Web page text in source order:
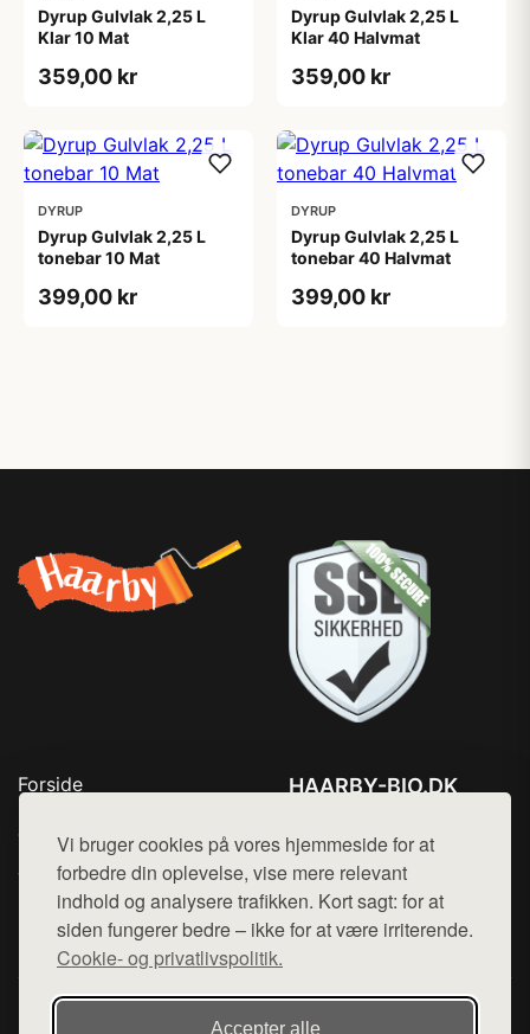
Vi bruger cookies på vores hjemmeside for at
forbedre din oplevelse, vise mere relevant
indhold og analysere trafikken. Kort sagt: for at
siden fungerer bedre – ikke for at være irriterende.
Cookie- og privatlivspolitik.
Accepter alle
Dyrup Gulvlak 2,25 L
Klar 10 Mat
359,00 kr
Dyrup Gulvlak 2,25 L
Klar 40 Halvmat
359,00 kr
DYRUP
Dyrup Gulvlak 2,25 L
tonebar 10 Mat
399,00 kr
DYRUP
Dyrup Gulvlak 2,25 L
tonebar 40 Halvmat
399,00 kr
Forside
Top Rabatter
Jotun maling
Kontakt
HAARBY-BIO.DK
Mail: hej@want.dk
Cookie- og privatlivspolitik
Denne side er en del af want.dk, der udgiver en række